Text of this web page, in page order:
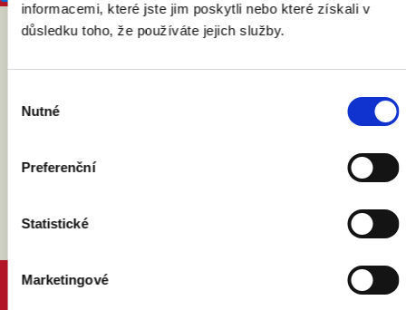
informacemi, které jste jim poskytli nebo které získali v
důsledku toho, že používáte jejich služby.
souhlasu
Nutné
Preferenční
Statistické
Marketingové
ABY VÁM O MANŽELSTVÍ NIC